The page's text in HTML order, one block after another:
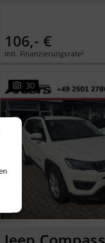
106,- €
mtl. Finanzierungsrate²
30